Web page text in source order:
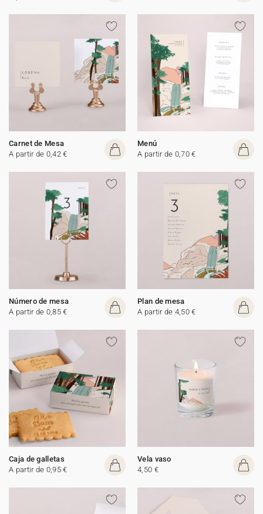
Carnet de Mesa
A partir de 0,42 €
Menú
A partir de 0,70 €
Número de mesa
A partir de 0,85 €
Plan de mesa
A partir de 4,50 €
Caja de galletas
A partir de 0,95 €
Vela vaso
4,50 €